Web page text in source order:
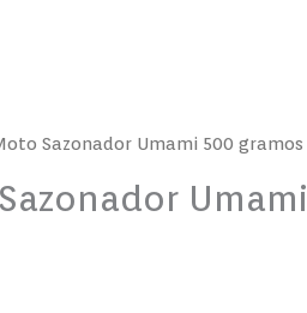
Sazonador Umami 500 gramos
Umami